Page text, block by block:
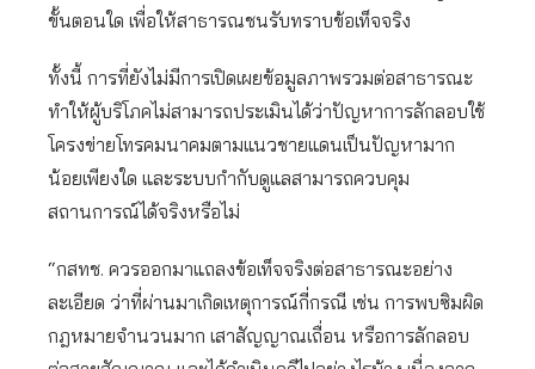
ขั้นตอนใด เพื่อให้สาธารณชนรับทราบข้อเท็จจริง
ทั้งนี้ การที่ยังไม่มีการเปิดเผยข้อมูลภาพรวมต่อสาธารณะ
ทำให้ผู้บริโภคไม่สามารถประเมินได้ว่าปัญหาการลักลอบใช้
โครงข่ายโทรคมนาคมตามแนวชายแดนเป็นปัญหามาก
น้อยเพียงใด และระบบกำกับดูแลสามารถควบคุม
สถานการณ์ได้จริงหรือไม่
“กสทช. ควรออกมาแถลงข้อเท็จจริงต่อสาธารณะอย่าง
ละเอียด ว่าที่ผ่านมาเกิดเหตุการณ์กี่กรณี เช่น การพบซิมผิด
กฎหมายจำนวนมาก เสาสัญญาณเถื่อน หรือการลักลอบ